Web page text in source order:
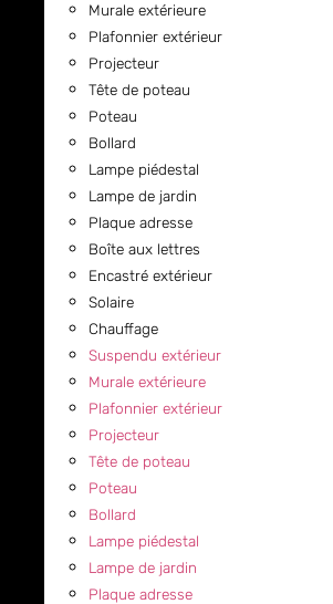
Murale extérieure
Plafonnier extérieur
Projecteur
Tête de poteau
Poteau
Bollard
Lampe piédestal
Lampe de jardin
Plaque adresse
Boîte aux lettres
Encastré extérieur
Solaire
Chauffage
Suspendu extérieur
Murale extérieure
Plafonnier extérieur
Projecteur
Tête de poteau
Poteau
Bollard
Lampe piédestal
Lampe de jardin
Plaque adresse